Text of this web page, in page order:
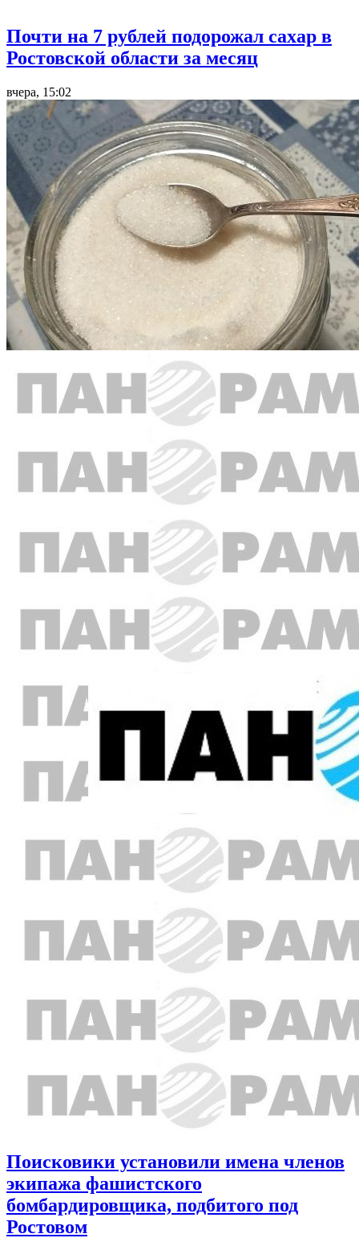
Почти на 7 рублей подорожал сахар в
Ростовской области за месяц
вчера, 15:02
Поисковики установили имена членов
экипажа фашистского
бомбардировщика, подбитого под
Ростовом